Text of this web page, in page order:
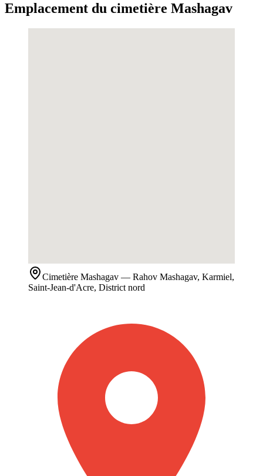
Emplacement du cimetière Mashagav
Cimetière Mashagav — Rahov Mashagav, Karmiel,
Saint-Jean-d'Acre, District nord